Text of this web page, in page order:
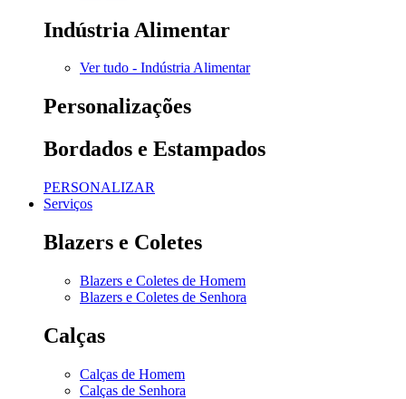
Indústria Alimentar
Ver tudo - Indústria Alimentar
Personalizações
Bordados e Estampados
PERSONALIZAR
Serviços
Blazers e Coletes
Blazers e Coletes de Homem
Blazers e Coletes de Senhora
Calças
Calças de Homem
Calças de Senhora